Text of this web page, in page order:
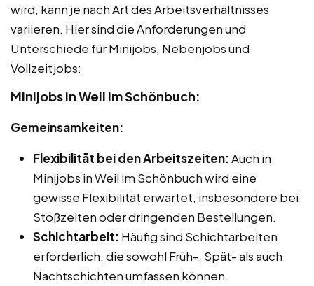
wird, kann je nach Art des Arbeitsverhältnisses
variieren. Hier sind die Anforderungen und
Unterschiede für Minijobs, Nebenjobs und
Vollzeitjobs:
Minijobs in Weil im Schönbuch:
Gemeinsamkeiten:
Flexibilität bei den Arbeitszeiten:Auch in
Minijobs in Weil im Schönbuch wird eine
gewisse Flexibilität erwartet, insbesondere bei
Stoßzeiten oder dringenden Bestellungen.
Schichtarbeit: Häufig sind Schichtarbeiten
erforderlich, die sowohl Früh-, Spät- als auch
Nachtschichten umfassen können.